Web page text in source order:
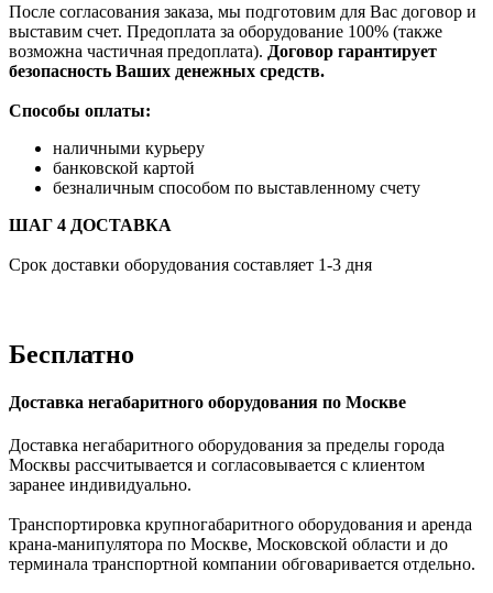
После согласования заказа, мы подготовим для Вас договор и
выставим счет. Предоплата за оборудование 100% (также
возможна частичная предоплата). Договор гарантирует
безопасность Ваших денежных средств.
Способы оплаты:
наличными курьеру
банковской картой
безналичным способом по выставленному счету
ШАГ 4 ДОСТАВКА
Срок доставки оборудования составляет 1-3 дня
Бесплатно
Доставка негабаритного оборудования по Москве
Доставка негабаритного оборудования за пределы города
Москвы рассчитывается и согласовывается с клиентом
заранее индивидуально.
Транспортировка крупногабаритного оборудования и аренда
крана-манипулятора по Москве, Московской области и до
терминала транспортной компании обговаривается отдельно.